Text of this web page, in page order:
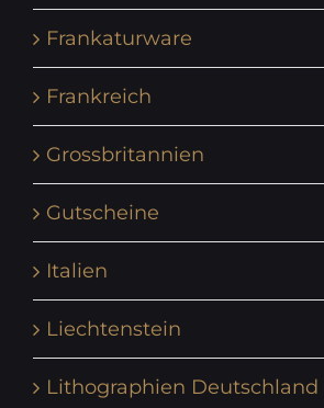
Frankaturware
Frankreich
Grossbritannien
Gutscheine
Italien
Liechtenstein
Lithographien Deutschland